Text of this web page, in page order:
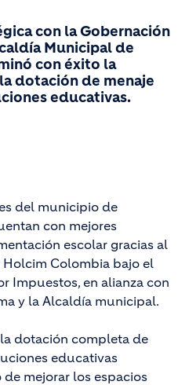
con la Gobernación
Municipal de
con éxito la
dotación de menaje
educativas.
del municipio de
con mejores
escolar gracias al
Colombia bajo el
Impuestos, en alianza con
y la Alcaldía municipal.
dotación completa de
educativas
mejorar los espacios